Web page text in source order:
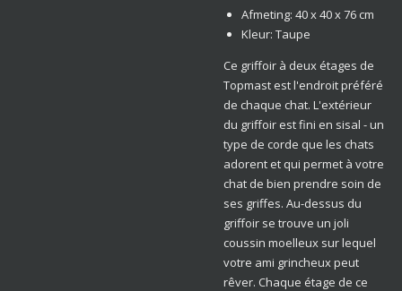
Afmeting: 40 x 40 x 76 cm
Kleur: Taupe
Ce griffoir à deux étages de
Topmast est l'endroit préféré
de chaque chat. L'extérieur
du griffoir est fini en sisal - un
type de corde que les chats
adorent et qui permet à votre
chat de bien prendre soin de
ses griffes. Au-dessus du
griffoir se trouve un joli
coussin moelleux sur lequel
votre ami grincheux peut
rêver. Chaque étage de ce